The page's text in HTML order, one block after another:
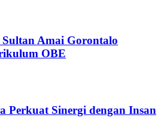
Amai Gorontalo
OBE
Perkuat Sinergi dengan Insan